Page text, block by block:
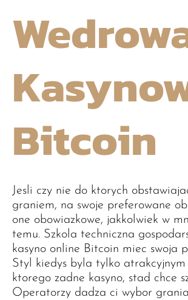
Bitcoin
Jesli czy nie do ktorych
graniem, na swoje preferowane
one obowiazkowe, jakkolwiek w
temu. Szkola techniczna
kasyno online Bitcoin miec swoja
Styl kiedys byla tylko
ktorego zadne kasyno, stad chce
Operatorzy dadza ci wybor